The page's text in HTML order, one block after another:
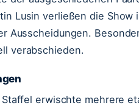
Lusin verließen die Show
Ausscheidungen.
verabschieden.
erwischte mehrere